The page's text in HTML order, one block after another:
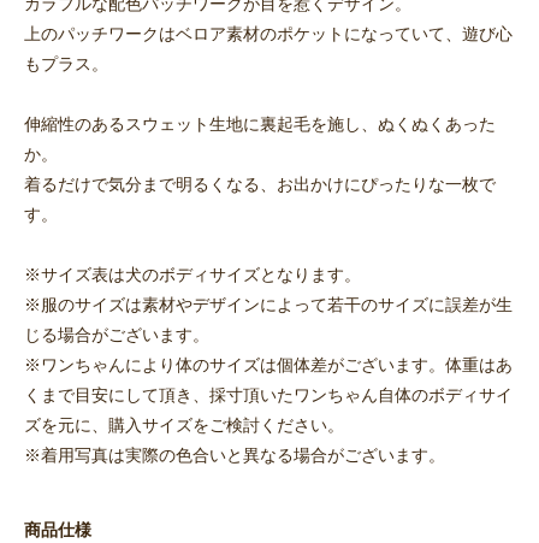
上のパッチワークはベロア素材のポケットになっていて、遊び心
もプラス。
伸縮性のあるスウェット生地に裏起毛を施し、ぬくぬくあった
か。
着るだけで気分まで明るくなる、お出かけにぴったりな一枚で
す。
※サイズ表は犬のボディサイズとなります。
※服のサイズは素材やデザインによって若干のサイズに誤差が生
じる場合がございます。
※ワンちゃんにより体のサイズは個体差がございます。体重はあ
くまで目安にして頂き、採寸頂いたワンちゃん自体のボディサイ
ズを元に、購入サイズをご検討ください。
※着用写真は実際の色合いと異なる場合がございます。
商品仕様